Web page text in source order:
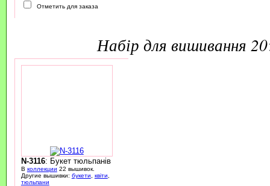
Отметить для заказа
набір для вишивання
N-3116: Букет тюльпанів
В коллекции 22 вышивок.
Другие вышивки: букети квіти
тюльпани